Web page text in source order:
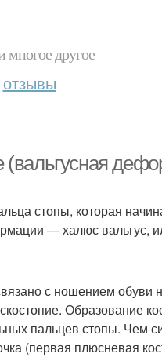
многое другое
отзывы
(вальгусная
стопы, которая
— халюс вальгус,
с ношением обуви
Образование
пальцев стопы. Чем
(первая плюсневая